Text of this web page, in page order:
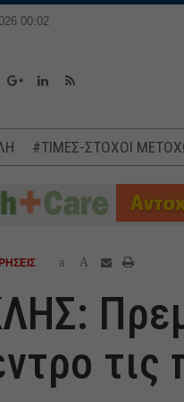
00:02
#ΤΙΜΕΣ-ΣΤΟΧΟΙ
a A